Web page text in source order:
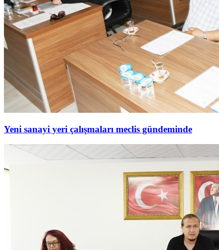
Yeni sanayi yeri çalışmaları meclis gündeminde